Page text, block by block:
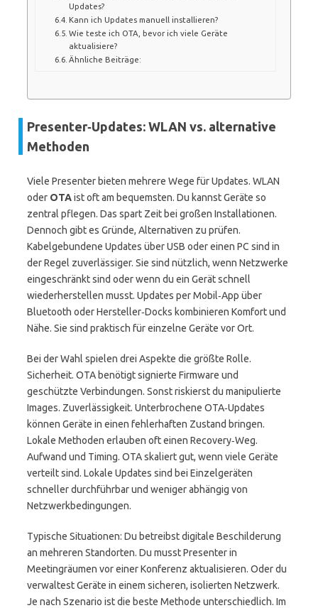
Updates?
Kann ich Updates manuell installieren?
Wie teste ich OTA, bevor ich viele Geräte
aktualisiere?
Ähnliche Beiträge:
Presenter‑Updates: WLAN vs. alternative
Methoden
Viele Presenter bieten mehrere Wege für Updates. WLAN
oder OTAist oft am bequemsten. Du kannst Geräte so
zentral pflegen. Das spart Zeit bei großen Installationen.
Dennoch gibt es Gründe, Alternativen zu prüfen.
Kabelgebundene Updates über USB oder einen PC sind in
der Regel zuverlässiger. Sie sind nützlich, wenn Netzwerke
eingeschränkt sind oder wenn du ein Gerät schnell
wiederherstellen musst. Updates per Mobil‑App über
Bluetooth oder Hersteller‑Docks kombinieren Komfort und
Nähe. Sie sind praktisch für einzelne Geräte vor Ort.
Bei der Wahl spielen drei Aspekte die größte Rolle.
Sicherheit. OTA benötigt signierte Firmware und
geschützte Verbindungen. Sonst riskierst du manipulierte
Images. Zuverlässigkeit. Unterbrochene OTA‑Updates
können Geräte in einen fehlerhaften Zustand bringen.
Lokale Methoden erlauben oft einen Recovery‑Weg.
Aufwand und Timing. OTA skaliert gut, wenn viele Geräte
verteilt sind. Lokale Updates sind bei Einzelgeräten
schneller durchführbar und weniger abhängig von
Netzwerkbedingungen.
Typische Situationen: Du betreibst digitale Beschilderung
an mehreren Standorten. Du musst Presenter in
Meetingräumen vor einer Konferenz aktualisieren. Oder du
verwaltest Geräte in einem sicheren, isolierten Netzwerk.
Je nach Szenario ist die beste Methode unterschiedlich. Im